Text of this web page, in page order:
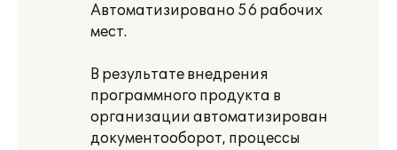
Автоматизировано 56 рабочих
мест.
В результате внедрения
программного продукта в
организации автоматизирован
документооборот, процессы